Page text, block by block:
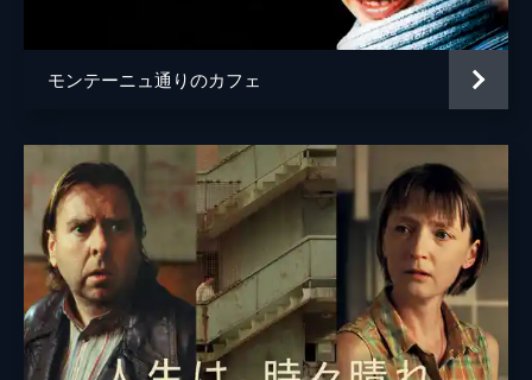
ナンニ・モレッティ
脚本 フランチェスカ・マルチャーノ
フェデリカ・ポントレモーリ
ヴァリア・サンテッラ
音楽 フランコ・ピエルサンティ
製作 ナンニ・モレッティ
ドメニコ・プロカッチ
モンテーニュ通りのカフェ